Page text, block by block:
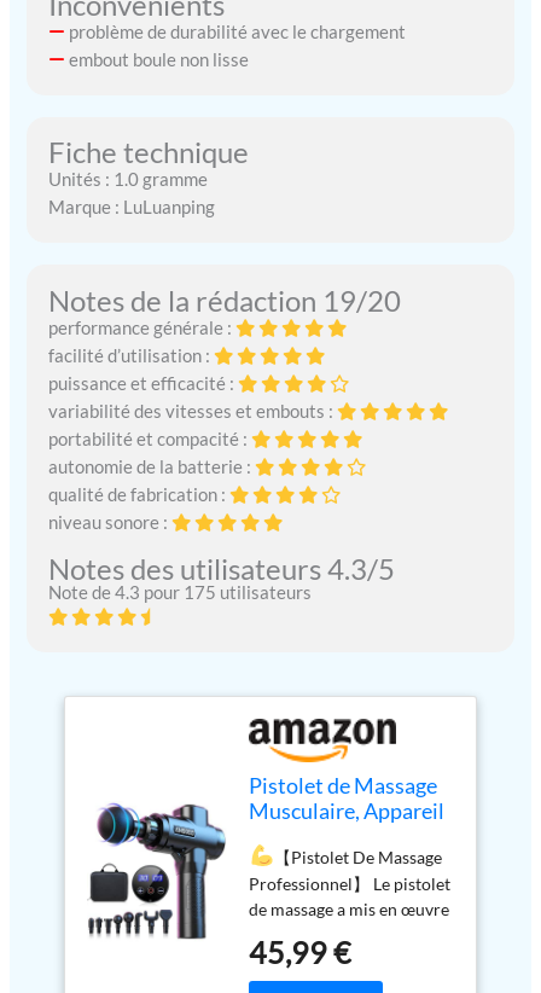
facile à joindre et une
problème de durabilité avec le chargement
embout boule non lisse
Fiche technique
Unités : 1.0 gramme
Marque : LuLuanping
Notes de la rédaction 19/20
performance générale :
facilité d’utilisation :
puissance et efficacité :
variabilité des vitesses et embouts :
portabilité et compacité :
autonomie de la batterie :
qualité de fabrication :
niveau sonore :
Notes des utilisateurs 4.3/5
Note de 4.3 pour 175 utilisateurs
Pistolet de Massage
Musculaire, Appareil
des Tissus Profonds
avec 35000RPM 30
Vitesses 8 Têtes de
massage et l'Écran
LCD Massage Gun
【Pistolet De Massage
Professionnel】 Le pistolet
de massage a mis en œuvre
jusqu'à 3500 coups
puissants par minute pour
45,99 €